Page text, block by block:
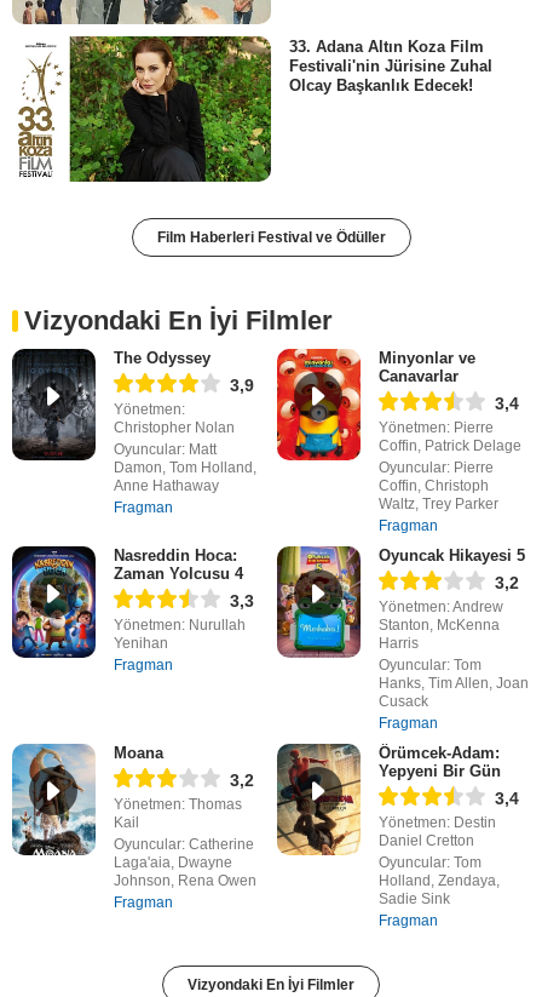
33. Adana Altın Koza Film
Festivali'nin Jürisine Zuhal
Olcay Başkanlık Edecek!
Film Haberleri Festival ve Ödüller
Vizyondaki En İyi Filmler
The Odyssey
3,9
Yönetmen:
Christopher Nolan
Oyuncular: Matt
Damon, Tom Holland,
Anne Hathaway
Fragman
Minyonlar ve
Canavarlar
3,4
Yönetmen: Pierre
Coffin, Patrick Delage
Oyuncular: Pierre
Coffin, Christoph
Waltz, Trey Parker
Fragman
Nasreddin Hoca:
Zaman Yolcusu 4
3,3
Yönetmen: Nurullah
Yenihan
Fragman
Oyuncak Hikayesi 5
3,2
Yönetmen: Andrew
Stanton, McKenna
Harris
Oyuncular: Tom
Hanks, Tim Allen, Joan
Cusack
Fragman
Moana
3,2
Yönetmen: Thomas
Kail
Oyuncular: Catherine
Laga'aia, Dwayne
Johnson, Rena Owen
Fragman
Örümcek-Adam:
Yepyeni Bir Gün
3,4
Yönetmen: Destin
Daniel Cretton
Oyuncular: Tom
Holland, Zendaya,
Sadie Sink
Fragman
Vizyondaki En İyi Filmler